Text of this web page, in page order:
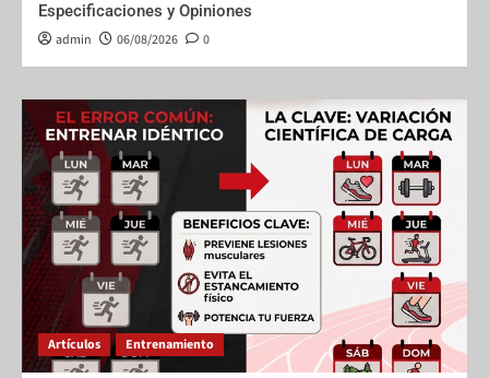
Especificaciones y Opiniones
admin 06/08/2026 0
Artículos Entrenamiento